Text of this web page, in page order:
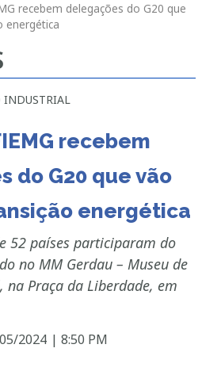
recebem delegações do G20 que
energética
INDUSTRIAL
recebem
do G20 que vão
energética
52 países participaram do
no MM Gerdau – Museu de
na Praça da Liberdade, em
2024 | 8:50 PM